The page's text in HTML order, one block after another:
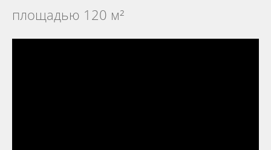
площадью 120 м²